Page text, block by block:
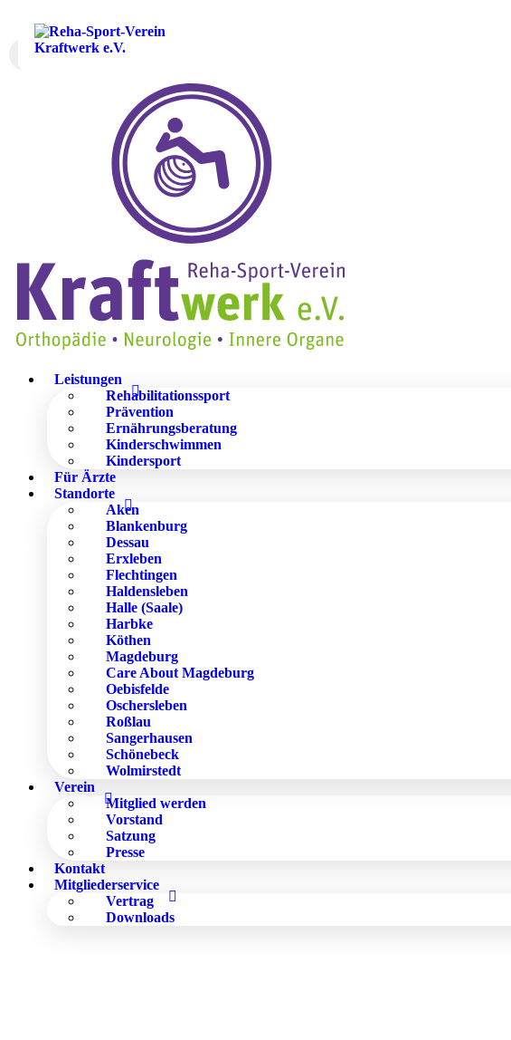
Leistungen
Rehabilitationssport
Prävention
Ernährungsberatung
Kinderschwimmen
Kindersport
Für Ärzte
Standorte
Aken
Blankenburg
Dessau
Erxleben
Flechtingen
Haldensleben
Halle (Saale)
Harbke
Köthen
Magdeburg
Care About Magdeburg
Oebisfelde
Oschersleben
Roßlau
Sangerhausen
Schönebeck
Wolmirstedt
Verein
Mitglied werden
Vorstand
Satzung
Presse
Kontakt
Mitgliederservice
Vertrag
Downloads